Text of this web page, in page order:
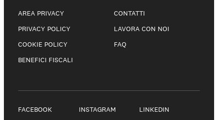
AREA PRIVACY
PRIVACY POLICY
COOKIE POLICY
BENEFICI FISCALI
CONTATTI
LAVORA CON NOI
FAQ
FACEBOOK INSTAGRAM LINKEDIN